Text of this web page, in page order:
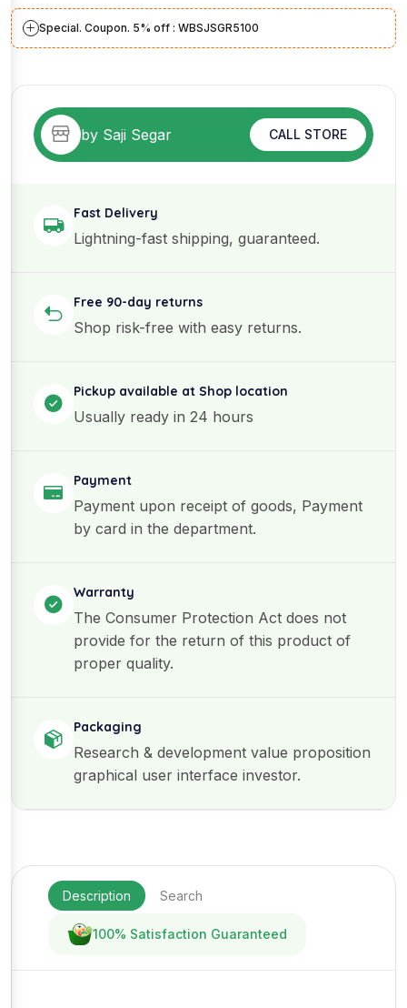
Special. Coupon. 5% off : WBSJSGR5100
by Saji Segar CALL STORE
Fast Delivery
Lightning-fast shipping, guaranteed.
Free 90-day returns
Shop risk-free with easy returns.
Pickup available at Shop location
Usually ready in 24 hours
Payment
Payment upon receipt of goods, Payment
by card in the department.
Warranty
The Consumer Protection Act does not
provide for the return of this product of
proper quality.
Packaging
Research & development value proposition
graphical user interface investor.
Description Search
100% Satisfaction Guaranteed